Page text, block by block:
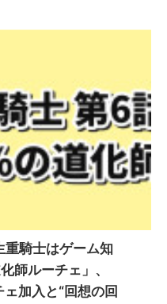
重騎士はゲーム知
師ルーチェ」、
加入と“回想の回